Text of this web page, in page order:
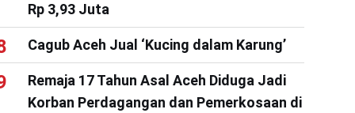
Rp 3,93 Juta
Cagub Aceh Jual ‘Kucing dalam Karung’
Remaja 17 Tahun Asal Aceh Diduga Jadi
Korban Perdagangan dan Pemerkosaan di